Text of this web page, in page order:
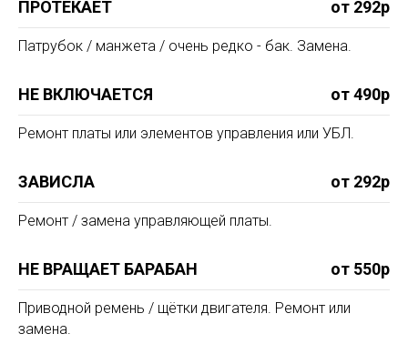
ПРОТЕКАЕТ от 292р
Патрубок / манжета / очень редко - бак. Замена.
НЕ ВКЛЮЧАЕТСЯ от 490р
Ремонт платы или элементов управления или УБЛ.
ЗАВИСЛА от 292р
Ремонт / замена управляющей платы.
НЕ ВРАЩАЕТ БАРАБАН от 550р
Приводной ремень / щётки двигателя. Ремонт или
замена.